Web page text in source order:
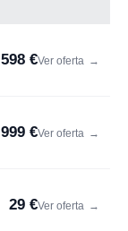
598 €Ver oferta →
999 €Ver oferta →
29 €Ver oferta →